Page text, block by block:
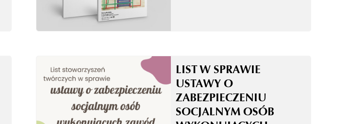
LIST W SPRAWIE
USTAWY O
ZABEZPIECZENIU
SOCJALNYM OSÓB